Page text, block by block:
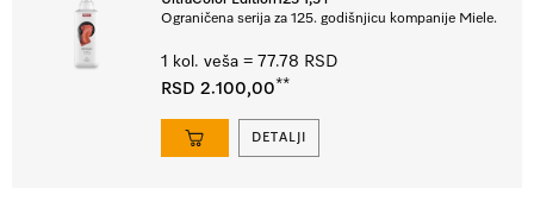
Ograničena serija za 125. godišnjicu kompanije Miele.
1 kol. veša = 77.78 RSD
RSD 2.100,00**
DETALJI